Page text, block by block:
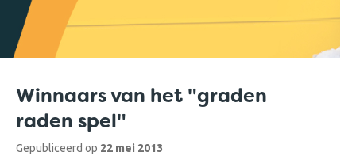
Winnaars van het "graden
raden spel"
Gepubliceerd op 22 mei 2013